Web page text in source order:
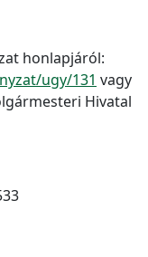
honlapjáról:
ugy/131 vagy
Hivatal